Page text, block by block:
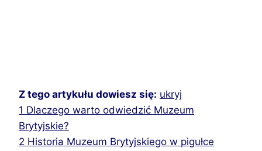
Z tego artykułu dowiesz się: ukryj
1 Dlaczego warto odwiedzić Muzeum
Brytyjskie?
2 Historia Muzeum Brytyjskiego w pigułce